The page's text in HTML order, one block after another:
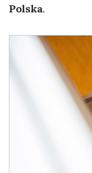
Polska.